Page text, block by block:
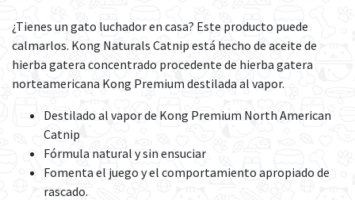
¿Tienes un gato luchador en casa? Este producto puede
calmarlos. Kong Naturals Catnip está hecho de aceite de
hierba gatera concentrado procedente de hierba gatera
norteamericana Kong Premium destilada al vapor.
Destilado al vapor de Kong Premium North American
Catnip
Fórmula natural y sin ensuciar
Fomenta el juego y el comportamiento apropiado de
rascado.